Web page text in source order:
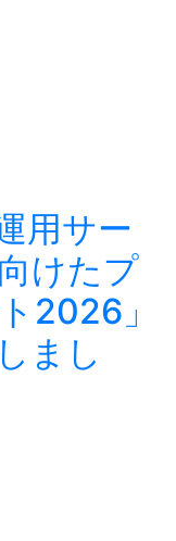
用サー
けたプ
2026」
まし